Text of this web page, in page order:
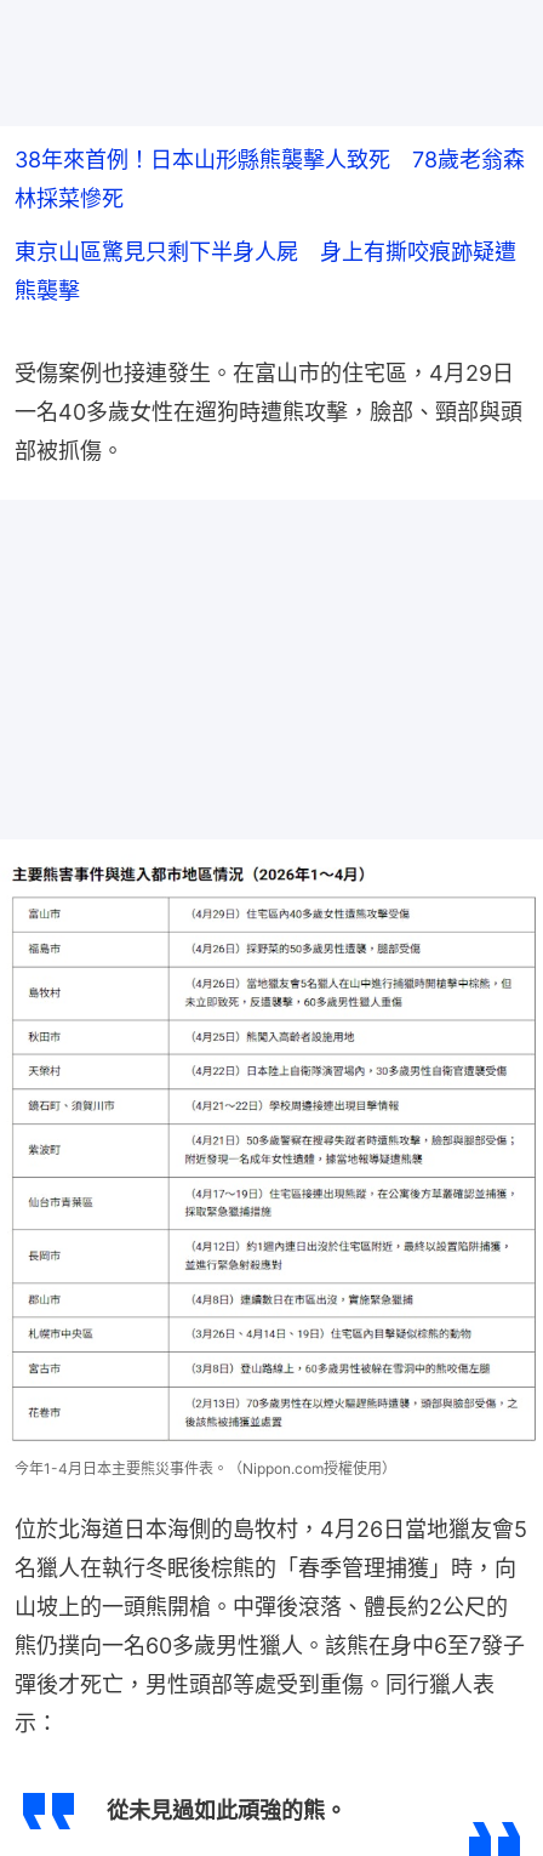
38年來首例！日本山形縣熊襲擊人致死 78歲老翁森
林採菜慘死
東京山區驚見只剩下半身人屍 身上有撕咬痕跡疑遭
熊襲擊
受傷案例也接連發生。在富山市的住宅區，4月29日
一名40多歲女性在遛狗時遭熊攻擊，臉部、頸部與頭
部被抓傷。
今年1-4月日本主要熊災事件表。（Nippon.com授權使用）
位於北海道日本海側的島牧村，4月26日當地獵友會5
名獵人在執行冬眠後棕熊的「春季管理捕獲」時，向
山坡上的一頭熊開槍。中彈後滾落、體長約2公尺的
熊仍撲向一名60多歲男性獵人。該熊在身中6至7發子
彈後才死亡，男性頭部等處受到重傷。同行獵人表
示：
從未見過如此頑強的熊。